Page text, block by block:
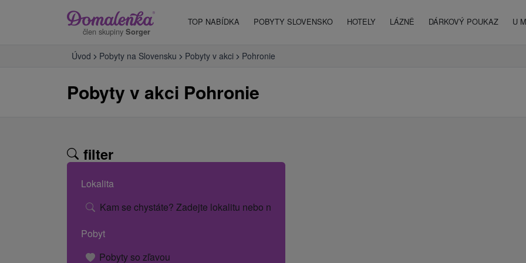
člen skupiny Sorger
TOP NABÍDKA POBYTY SLOVENSKO HOTELY LÁZNĚ DÁRKOVÝ POUKAZ U
Úvod Pobyty na Slovensku Pobyty v akci Pohronie
Pobyty v akci Pohronie
filter
Lokalita
Kam se chystáte? Zadejte lokalitu nebo název hotelu.
Pobyt
Pobyty so zľavou